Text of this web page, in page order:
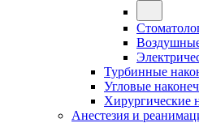
Турбинные
Угловые
Хирургические
Анестезия и